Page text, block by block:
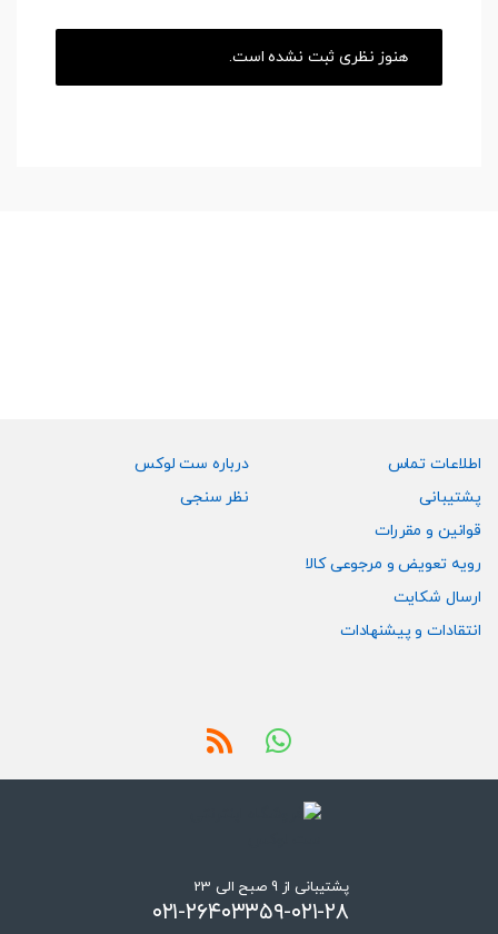
هنوز نظری ثبت نشده است.
اطلاعات تماس
پشتیبانی
قوانین و مقررات
رویه تعویض و مرجوعی کالا
ارسال شکایت
انتقادات و پیشنهادات
درباره ست لوکس
نظر سنجی
پشتیبانی از 9 صبح الی 23
۰۲۱-۲۶۴۰۳۳۵۹-۰۲۱-۲۸